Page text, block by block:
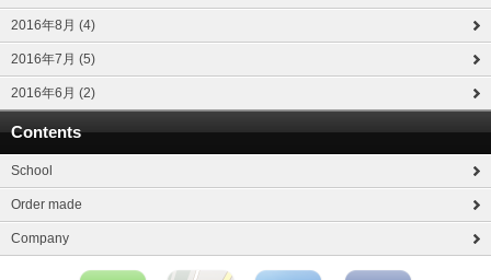
2016年8月 (4)
2016年7月 (5)
2016年6月 (2)
Contents
School
Order made
Company